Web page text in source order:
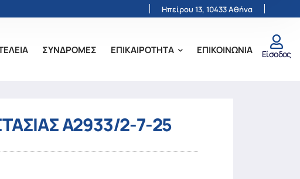
Ηπείρου 13, 10433 Αθήνα
ΣΥΝΔΡΟΜΕΣ ΕΠΙΚΑΙΡΟΤΗΤΑ ΕΠΙΚΟΙΝΩΝΙΑ Είσοδος
Α2933/2-7-25